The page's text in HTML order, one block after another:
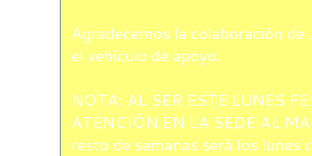
Agradecemos la colaboración
el vehículo de apoyo.
NOTA: AL SER ESTE LUNES
ATENCIÓN EN LA SEDE AL
resto de semanas será los lunes